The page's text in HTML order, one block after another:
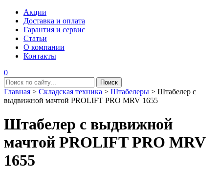
Акции
Доставка и оплата
Гарантия и сервис
Статьи
О компании
Контакты
0
Главная > Складская техника > Штабелеры > Штабелер с
выдвижной мачтой PROLIFT PRO MRV 1655
Штабелер с выдвижной
мачтой PROLIFT PRO MRV
1655